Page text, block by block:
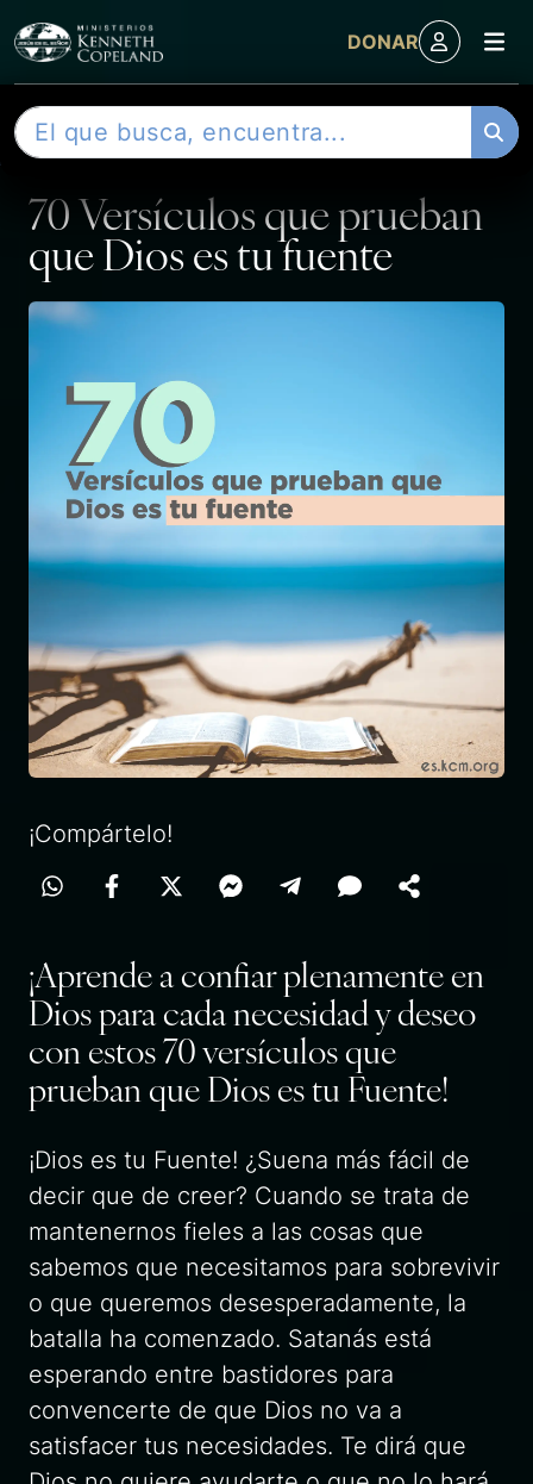
DONAR
B
u
ENTRADA
70 Versículos que prueban
que Dios es tu fuente
¡Compártelo!
¡Aprende a confiar plenamente en
Dios para cada necesidad y deseo
con estos 70 versículos que
prueban que Dios es tu Fuente!
¡Dios es tu Fuente! ¿Suena más fácil de
decir que de creer? Cuando se trata de
mantenernos fieles a las cosas que
sabemos que necesitamos para sobrevivir
o que queremos desesperadamente, la
batalla ha comenzado. Satanás está
esperando entre bastidores para
convencerte de que Dios no va a
satisfacer tus necesidades. Te dirá que